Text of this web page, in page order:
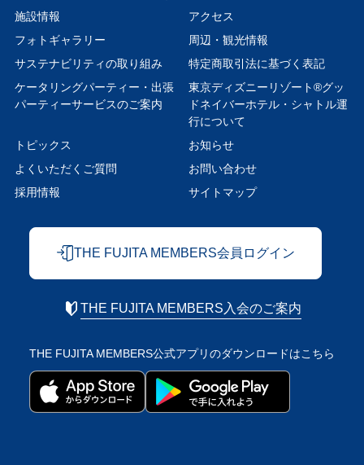
施設情報
アクセス
フォトギャラリー
周辺・観光情報
サステナビリティの取り組み
特定商取引法に基づく表記
ケータリングパーティー・出張
パーティーサービスのご案内
東京ディズニーリゾート®グッ
ドネイバーホテル・シャトル運
行について
トピックス
お知らせ
よくいただくご質問
お問い合わせ
採用情報
サイトマップ
THE FUJITA MEMBERS会員ログイン
THE FUJITA MEMBERS入会のご案内
THE FUJITA MEMBERS公式アプリのダウンロードはこちら